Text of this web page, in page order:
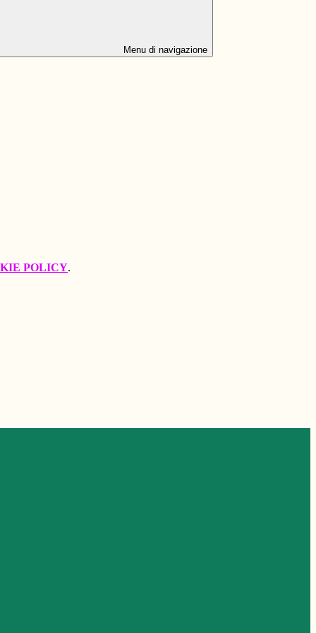
Menu di navigazione
POLICY.